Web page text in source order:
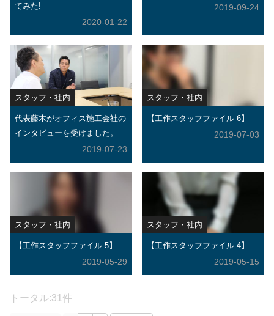
てみた!
2020-01-22
2019-09-24
スタッフ・社内
代表藤木がオフィス施工会社の
インタビューを受けました。
2019-07-23
スタッフ・社内
【工作スタッフファイル-6】
2019-07-03
スタッフ・社内
【工作スタッフファイル-5】
2019-05-29
スタッフ・社内
【工作スタッフファイル-4】
2019-05-15
トータル:31件